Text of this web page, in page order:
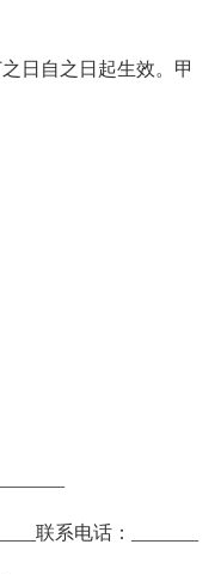
日自之日起生效。甲
联系电话：_______